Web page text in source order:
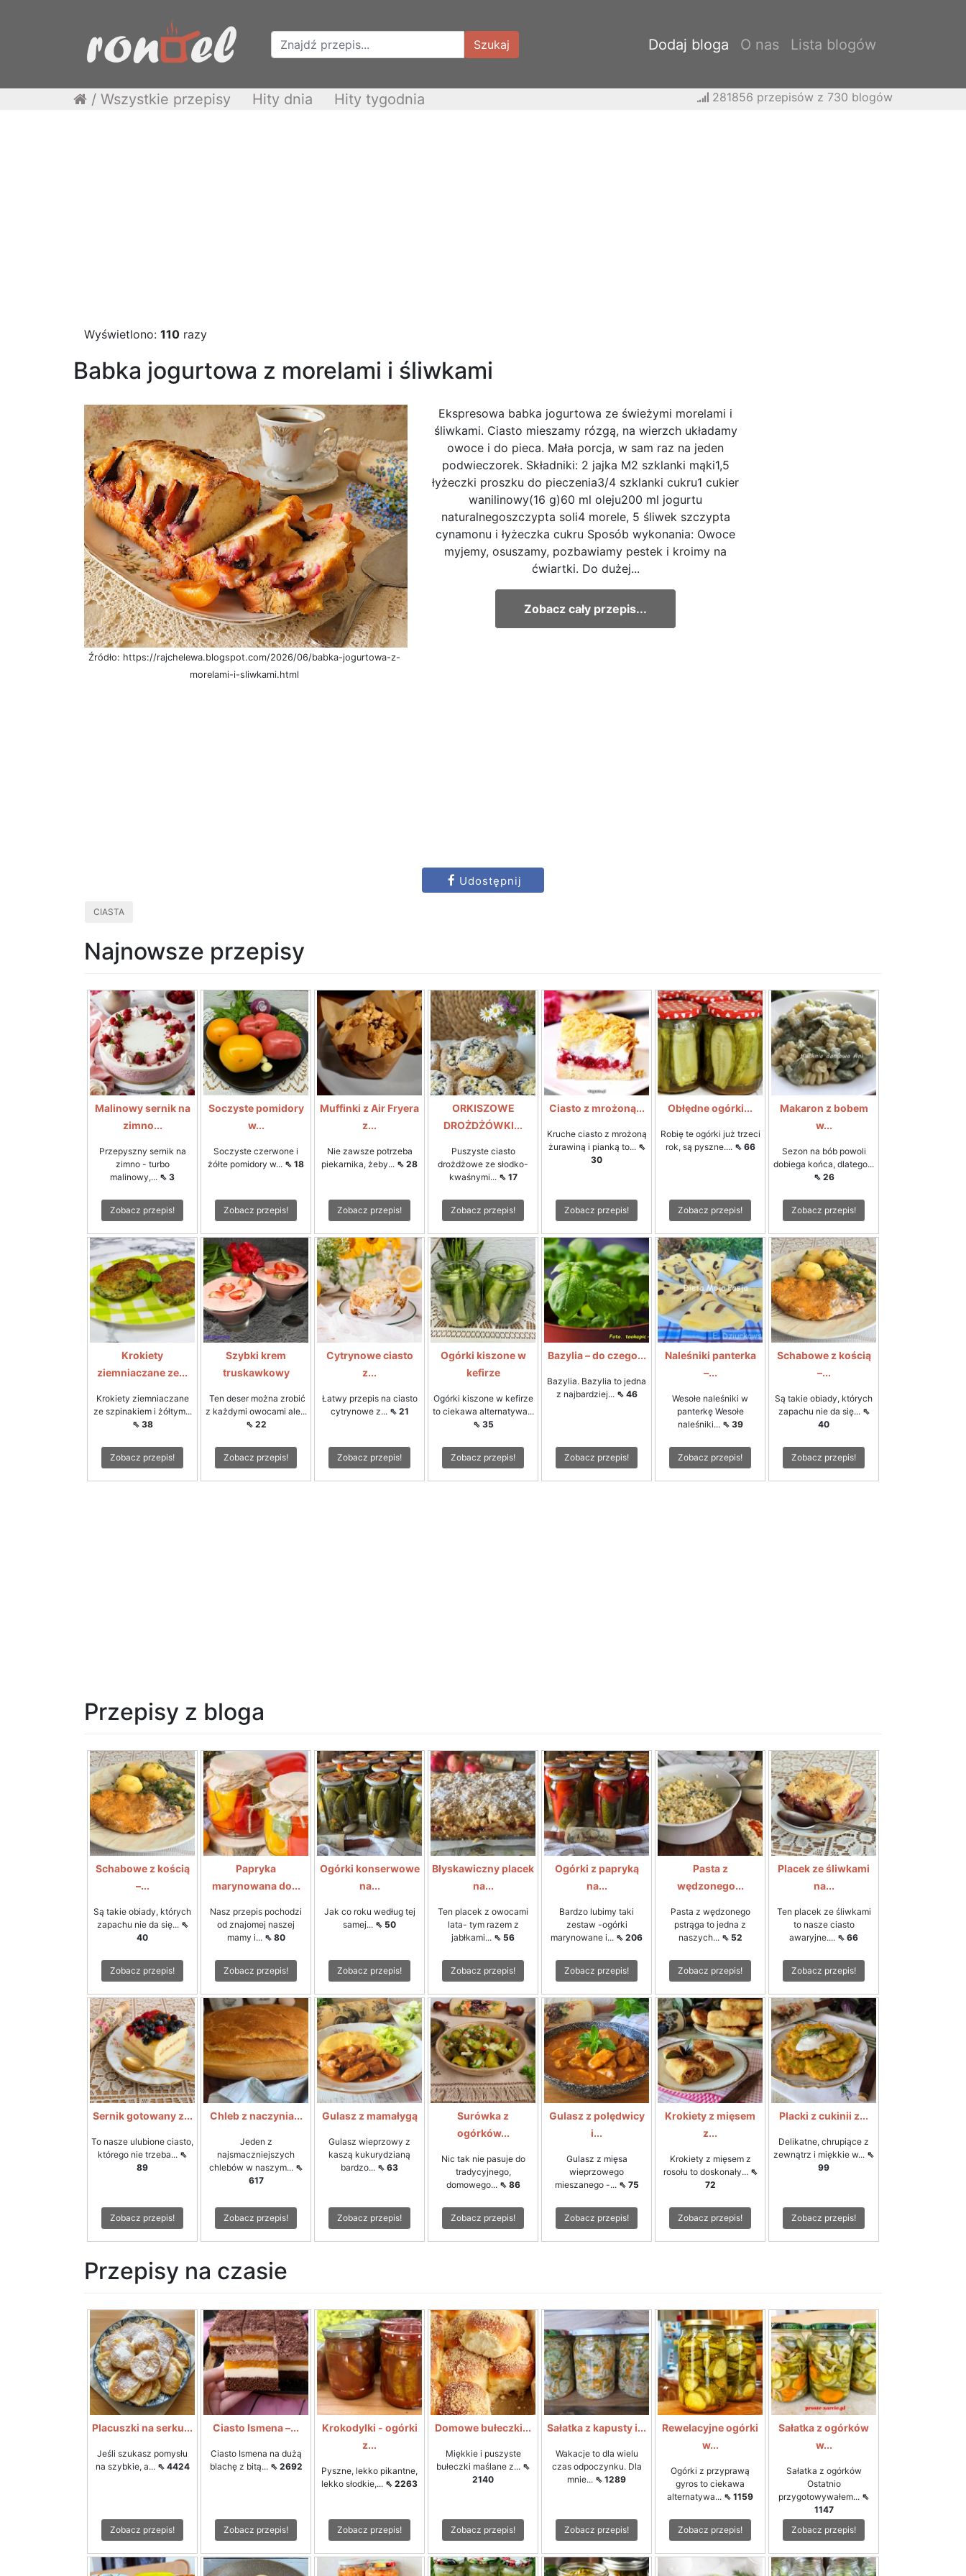
Szukaj Dodaj bloga O nas Lista blogów
/ Wszystkie przepisy Hity dnia Hity tygodnia 281856 przepisów z 730 blogów
Wyświetlono: 110 razy
Babka jogurtowa z morelami i śliwkami
Źródło: https://rajchelewa.blogspot.com/2026/06/babka-jogurtowa-z-
morelami-i-sliwkami.html
Ekspresowa babka jogurtowa ze świeżymi morelami i
śliwkami. Ciasto mieszamy rózgą, na wierzch układamy
owoce i do pieca. Mała porcja, w sam raz na jeden
podwieczorek. Składniki: 2 jajka M2 szklanki mąki1,5
łyżeczki proszku do pieczenia3/4 szklanki cukru1 cukier
wanilinowy(16 g)60 ml oleju200 ml jogurtu
naturalnegoszczypta soli4 morele, 5 śliwek szczypta
cynamonu i łyżeczka cukru Sposób wykonania: Owoce
myjemy, osuszamy, pozbawiamy pestek i kroimy na
ćwiartki. Do dużej...
Zobacz cały przepis...
Udostępnij
CIASTA
Najnowsze przepisy
Malinowy sernik na
zimno...
Przepyszny sernik na
zimno - turbo
malinowy,... ⇖ 3
Zobacz przepis!
Soczyste pomidory
w...
Soczyste czerwone i
żółte pomidory w... ⇖ 18
Zobacz przepis!
Muffinki z Air Fryera
z...
Nie zawsze potrzeba
piekarnika, żeby... ⇖ 28
Zobacz przepis!
ORKISZOWE
DROŻDŻÓWKI...
Puszyste ciasto
drożdżowe ze słodko-
kwaśnymi... ⇖ 17
Zobacz przepis!
Ciasto z mrożoną...
Kruche ciasto z mrożoną
żurawiną i pianką to... ⇖
30
Zobacz przepis!
Obłędne ogórki...
Robię te ogórki już trzeci
rok, są pyszne.... ⇖ 66
Zobacz przepis!
Makaron z bobem
w...
Sezon na bób powoli
dobiega końca, dlatego...
⇖ 26
Zobacz przepis!
Krokiety
ziemniaczane ze...
Krokiety ziemniaczane
ze szpinakiem i żółtym...
⇖ 38
Zobacz przepis!
Szybki krem
truskawkowy
Ten deser można zrobić
z każdymi owocami ale...
⇖ 22
Zobacz przepis!
Cytrynowe ciasto
z...
Łatwy przepis na ciasto
cytrynowe z... ⇖ 21
Zobacz przepis!
Ogórki kiszone w
kefirze
Ogórki kiszone w kefirze
to ciekawa alternatywa...
⇖ 35
Zobacz przepis!
Bazylia – do czego...
Bazylia. Bazylia to jedna
z najbardziej... ⇖ 46
Zobacz przepis!
Naleśniki panterka
–...
Wesołe naleśniki w
panterkę Wesołe
naleśniki... ⇖ 39
Zobacz przepis!
Schabowe z kością
–...
Są takie obiady, których
zapachu nie da się... ⇖
40
Zobacz przepis!
Przepisy z bloga
Schabowe z kością
–...
Są takie obiady, których
zapachu nie da się... ⇖
40
Zobacz przepis!
Papryka
marynowana do...
Nasz przepis pochodzi
od znajomej naszej
mamy i... ⇖ 80
Zobacz przepis!
Ogórki konserwowe
na...
Jak co roku według tej
samej... ⇖ 50
Zobacz przepis!
Błyskawiczny placek
na...
Ten placek z owocami
lata- tym razem z
jabłkami... ⇖ 56
Zobacz przepis!
Ogórki z papryką
na...
Bardzo lubimy taki
zestaw -ogórki
marynowane i... ⇖ 206
Zobacz przepis!
Pasta z
wędzonego...
Pasta z wędzonego
pstrąga to jedna z
naszych... ⇖ 52
Zobacz przepis!
Placek ze śliwkami
na...
Ten placek ze śliwkami
to nasze ciasto
awaryjne.... ⇖ 66
Zobacz przepis!
Sernik gotowany z...
To nasze ulubione ciasto,
którego nie trzeba... ⇖
89
Zobacz przepis!
Chleb z naczynia...
Jeden z
najsmaczniejszych
chlebów w naszym... ⇖
617
Zobacz przepis!
Gulasz z mamałygą
Gulasz wieprzowy z
kaszą kukurydzianą
bardzo... ⇖ 63
Zobacz przepis!
Surówka z
ogórków...
Nic tak nie pasuje do
tradycyjnego,
domowego... ⇖ 86
Zobacz przepis!
Gulasz z polędwicy
i...
Gulasz z mięsa
wieprzowego
mieszanego -... ⇖ 75
Zobacz przepis!
Krokiety z mięsem
z...
Krokiety z mięsem z
rosołu to doskonały... ⇖
72
Zobacz przepis!
Placki z cukinii z...
Delikatne, chrupiące z
zewnątrz i miękkie w... ⇖
99
Zobacz przepis!
Przepisy na czasie
Placuszki na serku...
Jeśli szukasz pomysłu
na szybkie, a... ⇖ 4424
Zobacz przepis!
Ciasto Ismena –...
Ciasto Ismena na dużą
blachę z bitą... ⇖ 2692
Zobacz przepis!
Krokodylki - ogórki
z...
Pyszne, lekko pikantne,
lekko słodkie,... ⇖ 2263
Zobacz przepis!
Domowe bułeczki...
Miękkie i puszyste
bułeczki maślane z... ⇖
2140
Zobacz przepis!
Sałatka z kapusty i...
Wakacje to dla wielu
czas odpoczynku. Dla
mnie... ⇖ 1289
Zobacz przepis!
Rewelacyjne ogórki
w...
Ogórki z przyprawą
gyros to ciekawa
alternatywa... ⇖ 1159
Zobacz przepis!
Sałatka z ogórków
w...
Sałatka z ogórków
Ostatnio
przygotowywałem... ⇖
1147
Zobacz przepis!